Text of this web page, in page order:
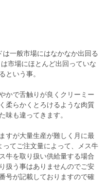
は一般市場にはなかなか出回る
市場にほとんど出回っていな
という事。
かで舌触りが良くクリーミー
柔らかくとろけるような肉質
味も違ってきます。
すが大量生産が難しく月に最
てご注文量によって、メス牛
牛を取り扱い供給量する場合
扱う事はありませんのでご安
号が記載しておりますので確